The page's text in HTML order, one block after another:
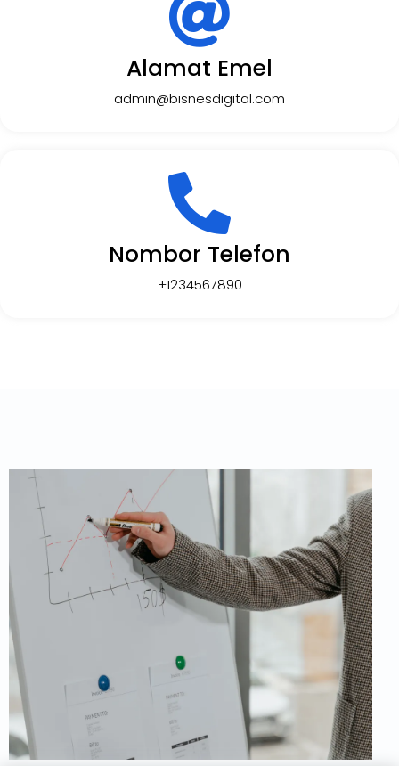
Alamat Emel
admin@bisnesdigital.com
Nombor Telefon
+1234567890